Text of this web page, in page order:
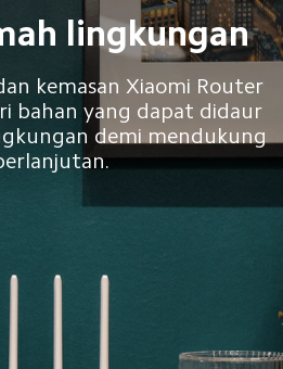
lingkungan
kemasan Xiaomi Router
bahan yang dapat didaur
demi mendukung